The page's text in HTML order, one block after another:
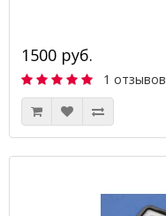
1500 руб.
1 отзывов